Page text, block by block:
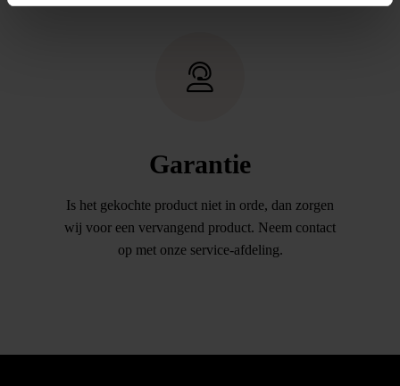
Garantie
Is het gekochte product niet in orde, dan zorgen
wij voor een vervangend product. Neem contact
op met onze service-afdeling.